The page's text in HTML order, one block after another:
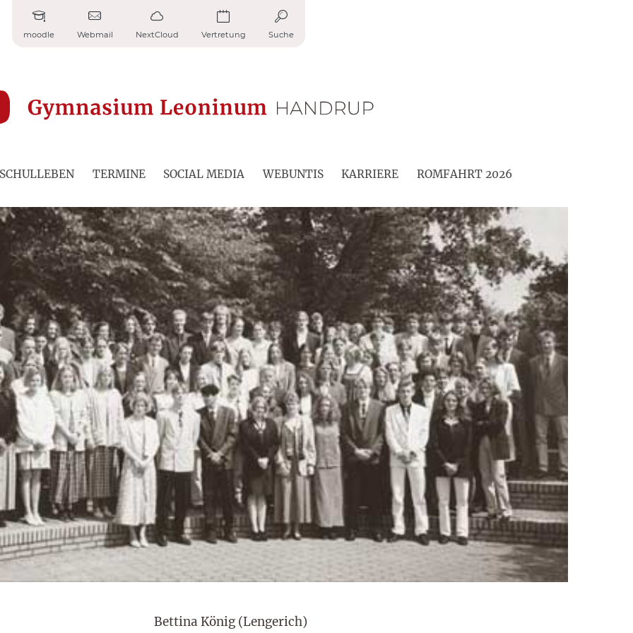
moodle Webmail NextCloud Vertretung Suche
SCHULLEBEN TERMINE SOCIAL MEDIA WEBUNTIS KARRIERE ROMFAHRT 2026
Bettina König (Lengerich)